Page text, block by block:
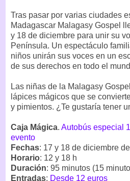
Tras pasar por varias ciudades
Madagascar Malagasy Gospel
y 18 de diciembre para unir su
Península. Un espectáculo
niños unirán sus voces en un
de sus derechos en todo el
Las niñas de la Malagasy
lápices mágicos que se
y pimientos. ¿Te gustaría tener
Caja Mágica. Autobús especial
evento
Fechas: 17 y 18 de diciembre
Horario: 12 y 18 h
Duración: 95 minutos (15
Entradas: Desde 12 euros